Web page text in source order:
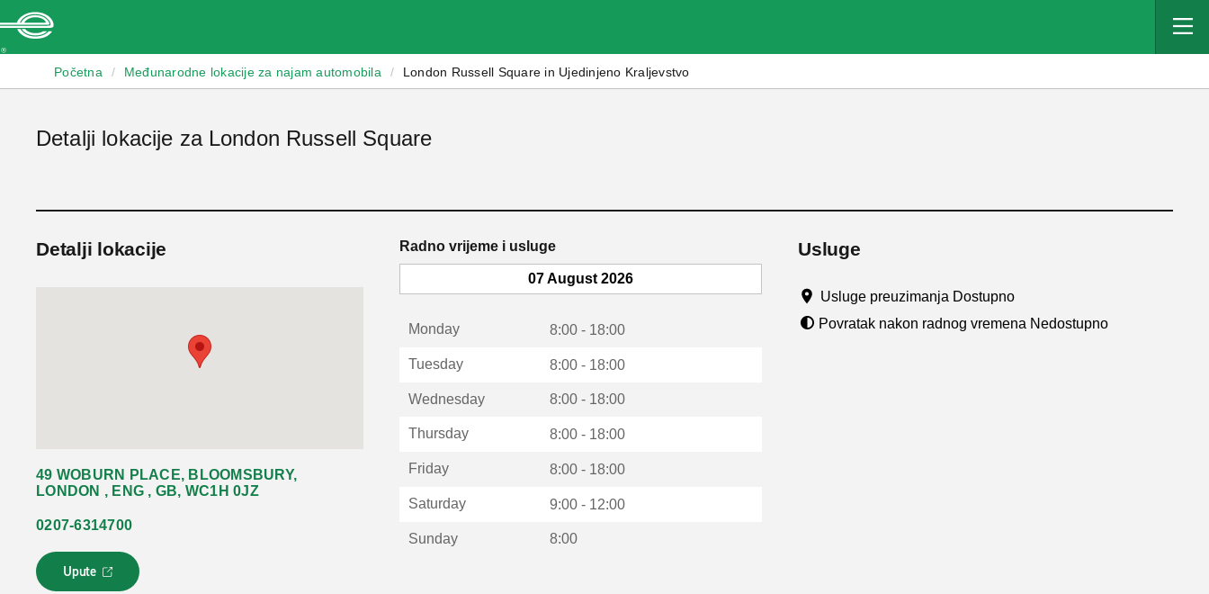
Početna / Međunarodne lokacije za najam automobila / London Russell Square in Ujedinjeno Kraljevstvo
Detalji lokacije za London Russell Square
Detalji lokacije
49 WOBURN PLACE, BLOOMSBURY,
LONDON , ENG , GB, WC1H 0JZ
0207-6314700
Upute
L
Radno vrijeme i usluge
07 August 2026
Monday 8:00 - 18:00
Tuesday 8:00 - 18:00
Wednesday 8:00 - 18:00
Thursday 8:00 - 18:00
Friday 8:00 - 18:00
Saturday 9:00 - 12:00
Sunday 8:00
Usluge
Usluge preuzimanja Dostupno
Povratak nakon radnog vremena Nedostupno